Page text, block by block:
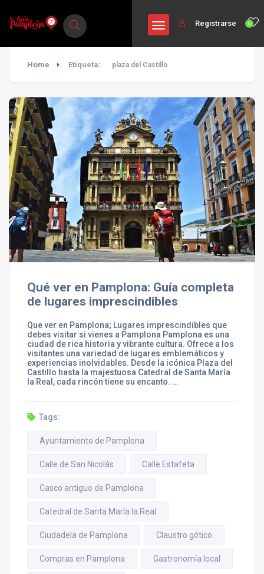
0
Registrarse
Home Etiqueta: plaza del Castillo
Qué ver en Pamplona: Guía completa
de lugares imprescindibles
Que ver en Pamplona; Lugares imprescindibles que
debes visitar si vienes a Pamplona Pamplona es una
ciudad de rica historia y vibrante cultura. Ofrece a los
visitantes una variedad de lugares emblemáticos y
experiencias inolvidables. Desde la icónica Plaza del
Castillo hasta la majestuosa Catedral de Santa María
la Real, cada rincón tiene su encanto. …
Tags:
Ayuntamiento de Pamplona
Calle de San Nicolás Calle Estafeta
Casco antiguo de Pamplona
Catedral de Santa María la Real
Ciudadela de Pamplona Claustro gótico
Compras en Pamplona Gastronomía local